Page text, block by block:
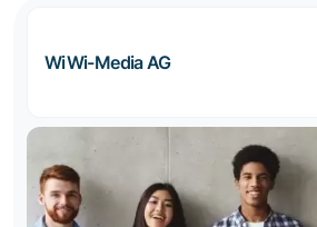
WiWi-Media AG